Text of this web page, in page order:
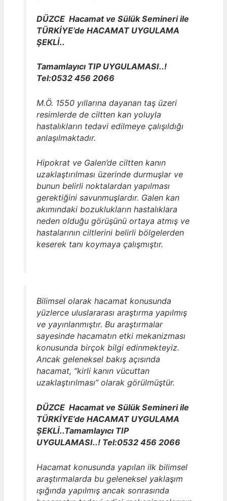
DÜZCE Hacamat ve Sülük Semineri ile
TÜRKİYE’de HACAMAT UYGULAMA
ŞEKLİ..
Tamamlayıcı TIP UYGULAMASI..!
Tel:0532 456 2066
M.Ö. 1550 yıllarına dayanan taş üzeri
resimlerde de ciltten kan yoluyla
hastalıkların tedavi edilmeye çalışıldığı
anlaşılmaktadır.
Hipokrat ve Galen’de ciltten kanın
uzaklaştırılması üzerinde durmuşlar ve
bunun belirli noktalardan yapılması
gerektiğini savunmuşlardır. Galen kan
akımındaki bozuklukların hastalıklara
neden olduğu görüşünü ortaya atmış ve
hastalarının ciltlerini belirli bölgelerden
keserek tanı koymaya çalışmıştır.
Bilimsel olarak hacamat konusunda
yüzlerce uluslararası araştırma yapılmış
ve yayınlanmıştır. Bu araştırmalar
sayesinde hacamatın etki mekanizması
konusunda birçok bilgi edinmekteyiz.
Ancak geleneksel bakış açısında
hacamat, “kirli kanın vücuttan
uzaklaştırılması” olarak görülmüştür.
DÜZCE Hacamat ve Sülük Semineri ile
TÜRKİYE’de HACAMAT UYGULAMA
ŞEKLİ..Tamamlayıcı TIP
UYGULAMASI..! Tel:0532 456 2066
Hacamat konusunda yapılan ilk bilimsel
araştırmalarda bu geleneksel yaklaşım
ışığında yapılmış ancak sonrasında